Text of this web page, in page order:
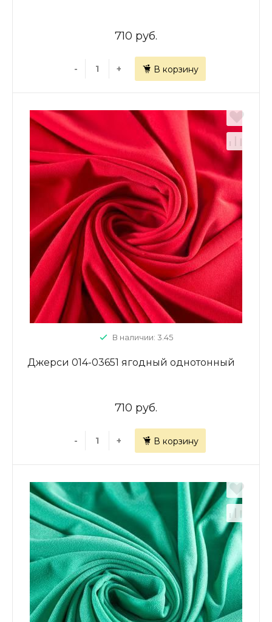
710 руб.
- + В корзину
В наличии: 3.45
Джерси 014-03651 ягодный однотонный
710 руб.
- + В корзину